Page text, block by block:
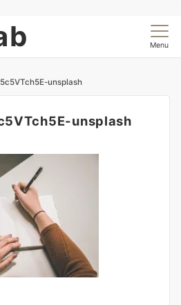
Menu
unsplash
unsplash